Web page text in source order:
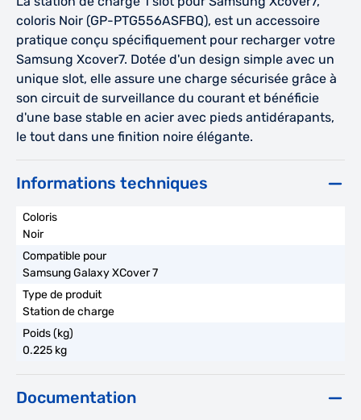
coloris Noir (GP-PTG556ASFBQ), est un accessoire
pratique conçu spécifiquement pour recharger votre
Samsung Xcover7. Dotée d'un design simple avec un
unique slot, elle assure une charge sécurisée grâce à
son circuit de surveillance du courant et bénéficie
d'une base stable en acier avec pieds antidérapants,
le tout dans une finition noire élégante.
Informations techniques
Noir
Samsung Galaxy XCover 7
Station de charge
0.225 kg
Documentation